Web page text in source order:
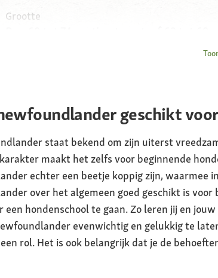
Grootte
kilogram
Groot, sterk, beerachtig, massief lichaam
met een hangende lange staart
Ogen
Amandelvormig, donkerbruin
Oren
geschikt
staat bekend om zijn uiterst
maakt het zelfs voor beginnende
echter een beetje koppig zijn, waarmee
over het algemeen goed geschikt is
een hondenschool te gaan. Zo leren jij en
evenwichtig en gelukkig te
rol. Het is ook belangrijk dat je de